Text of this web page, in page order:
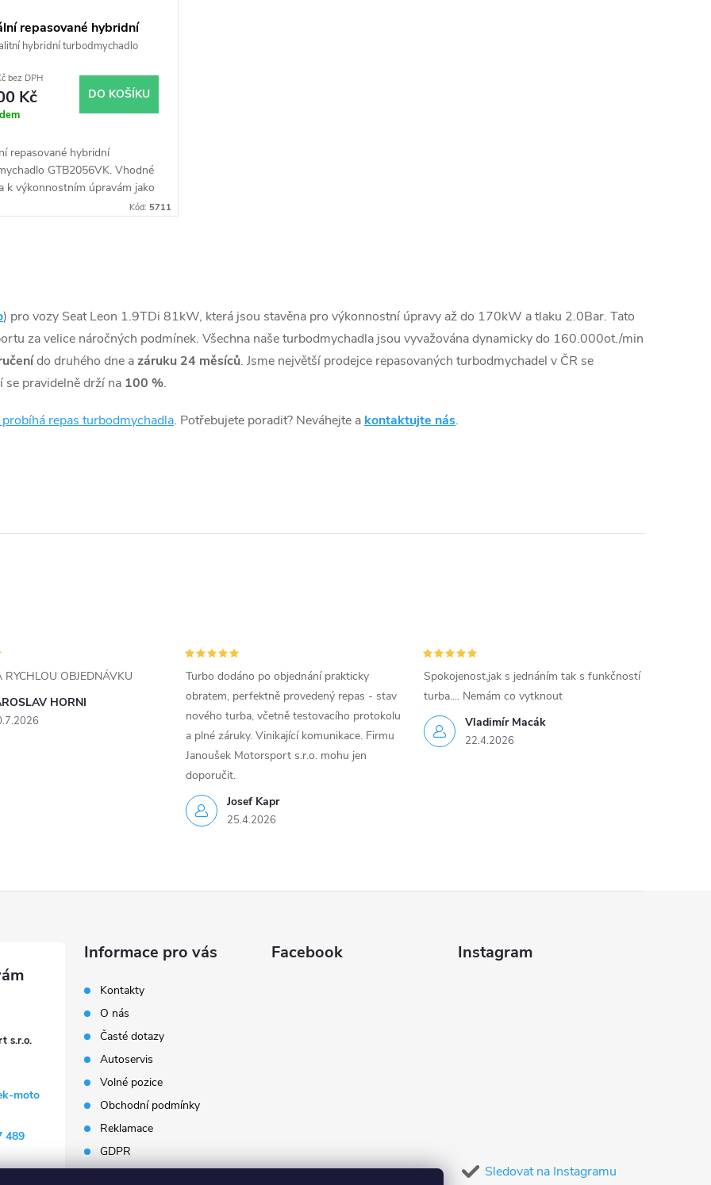
repasované hybridní
GTB2056VK
hybridní turbodmychadlo
bez DPH
Kč DO KOŠÍKU
repasované hybridní
GTB2056VK. Vhodné
k výkonnostním úpravám jako
Kód: 5711
) pro vozy Seat Leon 1.9TDi 81kW, která jsou stavěna pro výkonnostní úpravy až do 170kW a tlaku 2.0Bar. Tato
za velice náročných podmínek. Všechna naše turbodmychadla jsou vyvažována dynamicky do 160.000ot./min
do druhého dne azáruku 24 měsíců. Jsme největší prodejce repasovaných turbodmychadel v ČR se
pravidelně drží na 100 %.
probíhá repas turbodmychadla. Potřebujete poradit? Neváhejte a kontaktujte nás.
HORNI
RYCHLOU OBJEDNÁVKU
Josef Kapr
25.4.2026
Turbo dodáno po objednání prakticky
obratem, perfektně provedený repas - stav
nového turba, včetně testovacího protokolu
a plné záruky. Vinikající komunikace. Firmu
Janoušek Motorsport s.r.o. mohu jen
doporučit.
Vladimír Macák
22.4.2026
Spokojenost,jak s jednáním tak s funkčností
turba.... Nemám co vytknout
s.r.o.
moto
489
Informace pro vás
Kontakty
O nás
Časté dotazy
Autoservis
Volné pozice
Obchodní podmínky
Reklamace
GDPR
Facebook Instagram
Sledovat na Instagramu